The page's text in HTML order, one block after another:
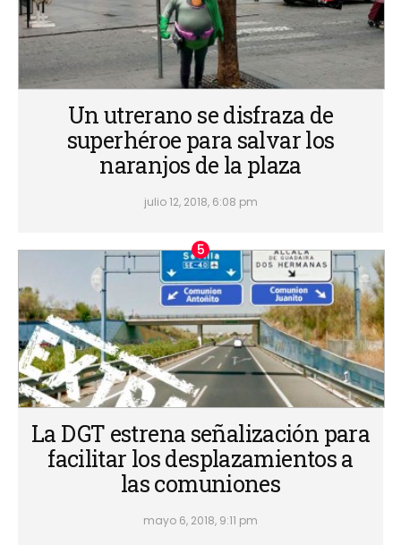
Un utrerano se disfraza de
superhéroe para salvar los
naranjos de la plaza
julio 12, 2018, 6:08 pm
La DGT estrena señalización para
facilitar los desplazamientos a
las comuniones
mayo 6, 2018, 9:11 pm